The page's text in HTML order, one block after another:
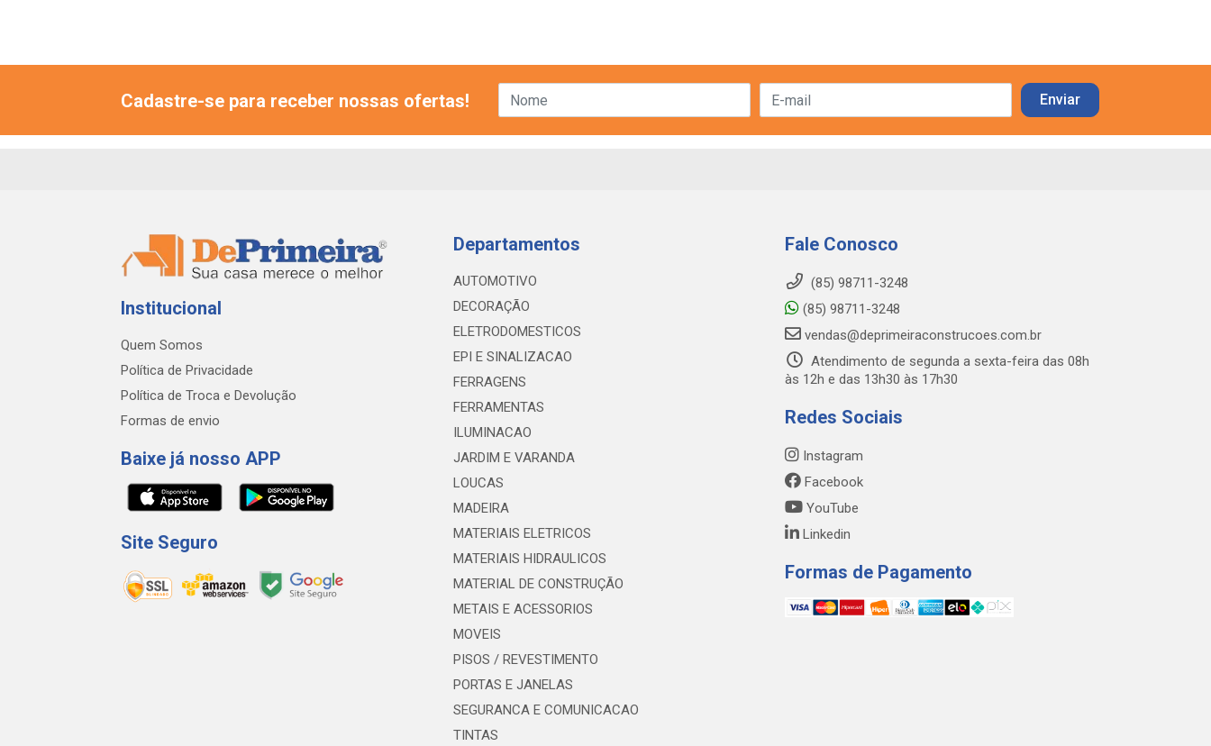
Cadastre-se para receber nossas ofertas!
Institucional
Quem Somos
Política de Privacidade
Política de Troca e Devolução
Formas de envio
Baixe já nosso APP
Site Seguro
Departamentos
AUTOMOTIVO
DECORAÇÃO
ELETRODOMESTICOS
EPI E SINALIZACAO
FERRAGENS
FERRAMENTAS
ILUMINACAO
JARDIM E VARANDA
LOUCAS
MADEIRA
MATERIAIS ELETRICOS
MATERIAIS HIDRAULICOS
MATERIAL DE CONSTRUÇÃO
METAIS E ACESSORIOS
MOVEIS
PISOS / REVESTIMENTO
PORTAS E JANELAS
SEGURANCA E COMUNICACAO
TINTAS
Fale Conosco
(85) 98711-3248
(85) 98711-3248
vendas@deprimeiraconstrucoes.com.br
Atendimento de segunda a sexta-feira das 08h
às 12h e das 13h30 às 17h30
Redes Sociais
Instagram
Facebook
YouTube
Linkedin
Formas de Pagamento